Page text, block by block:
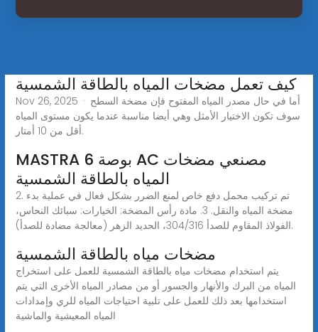
كيف تعمل مضخات المياه بالطاقة الشمسية
Nov 26, 2025 · أما في حال مصدر المياه المفتوح فإن مضخة السطح
سوف تكون الاختيار الأمثل وهي أيضا مناسبة عندما يكون مستوى المياه
أقل من 10 أمتار.
MASTRA 6 بوصة AC مصنعي مضخات
المياه بالطاقة الشمسية
2. تم تركيب محمل دفع خاص لمنع الضرر بشكل فعال في عملية بدء
مضخة المياه والنقل. 3. مادة رأس المضخة: الخيارات: سبائك النحاس،
الفولاذ المقاوم للصدأ 304/316، الحديد الزهر (معالجة مضادة للصدأ).
مضخات مياه بالطاقة الشمسية
يتم استخدام مضخات مياه بالطاقة الشمسية للعمل على استخراج
المياه من البرك والأنهار والجسور أو من مصادر المياه الأخرى التي يتم
استخدامها بعد ذلك للعمل على تلبية احتياجات المياه للري وإمدادات
المياه المعيشية والماشية